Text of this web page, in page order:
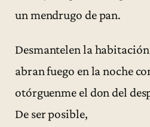
un mendrugo de pan.
Desmantelen la
abran fuego en la noche
otórguenme el don del
De ser posible,